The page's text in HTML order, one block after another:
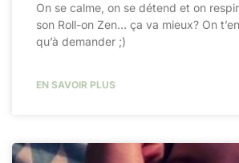
On se calme, on se détend et on
son Roll-on Zen… ça va mieux? On
qu’à demander ;)​
EN SAVOIR PLUS